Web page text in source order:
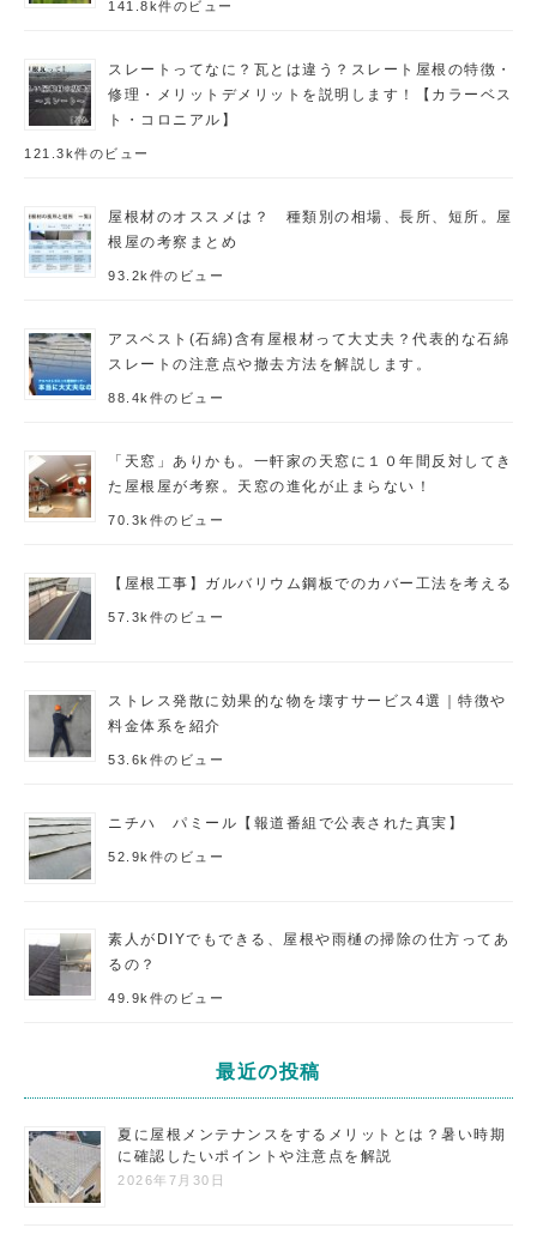
141.8k件のビュー
スレートってなに？瓦とは違う？スレート屋根の特徴・
修理・メリットデメリットを説明します！【カラーベス
ト・コロニアル】
121.3k件のビュー
屋根材のオススメは？ 種類別の相場、長所、短所。屋
根屋の考察まとめ
93.2k件のビュー
アスベスト(石綿)含有屋根材って大丈夫？代表的な石綿
スレートの注意点や撤去方法を解説します。
88.4k件のビュー
「天窓」ありかも。一軒家の天窓に１０年間反対してき
た屋根屋が考察。天窓の進化が止まらない！
70.3k件のビュー
【屋根工事】ガルバリウム鋼板でのカバー工法を考える
57.3k件のビュー
ストレス発散に効果的な物を壊すサービス4選｜特徴や
料金体系を紹介
53.6k件のビュー
ニチハ パミール【報道番組で公表された真実】
52.9k件のビュー
素人がDIYでもできる、屋根や雨樋の掃除の仕方ってあ
るの？
49.9k件のビュー
最近の投稿
夏に屋根メンテナンスをするメリットとは？暑い時期
に確認したいポイントや注意点を解説
2026年7月30日